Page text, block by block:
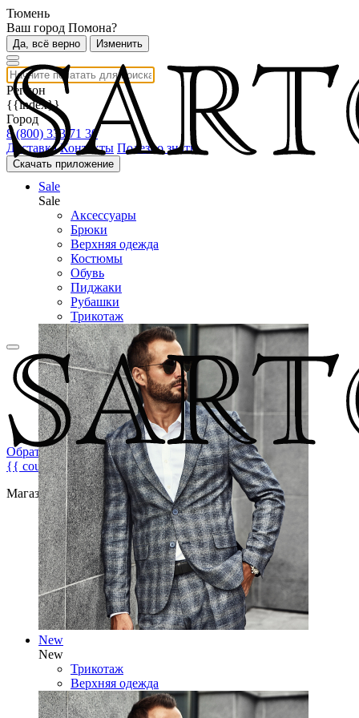
Тюмень
Ваш город Помона?
Да, всё верно Изменить
Регион
{{index}}
Город
8 (800) 333 71 30
Доставка Контакты Полезно знать
Скачать приложение
Обратная связь
{{ count }}
Магазин брендовой мужской одежды
Sale
Sale
Аксессуары
Брюки
Верхняя одежда
Костюмы
Обувь
Пиджаки
Рубашки
Трикотаж
New
New
Трикотаж
Верхняя одежда